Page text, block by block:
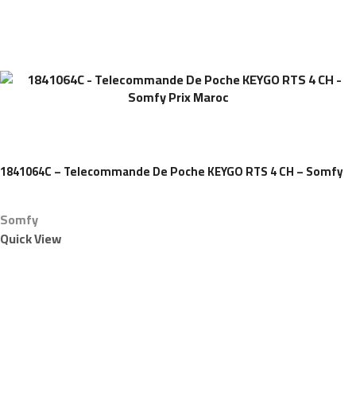
1841064C – Telecommande De Poche KEYGO RTS 4 CH – Somfy
Somfy
Quick View